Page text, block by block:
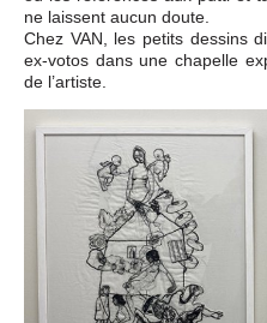
ne laissent aucun doute.
Chez VAN, les petits dessins
ex-votos dans une chapelle
de l’artiste.